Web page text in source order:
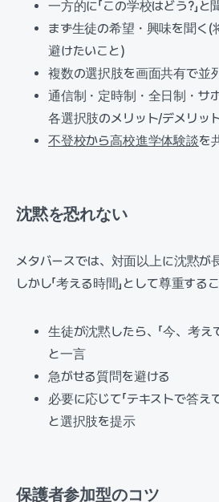
一方的に「この学校はどう?」と
まず生徒の希望・興味を聞く(
避けたいこと)
複数の選択肢を画面共有で並
通信制・定時制・全日制・サ
各選択肢のメリット/デメリッ
不登校から高校進学体験談を
沈黙を恐れない
メタバースでは、対面以上に沈黙が
しかし「考える時間」として尊重する
生徒が沈黙したら、「今、考え
と一言
急がせる質問を避ける
必要に応じて「テキストで答え
と選択肢を提示
保護者参加型のコツ